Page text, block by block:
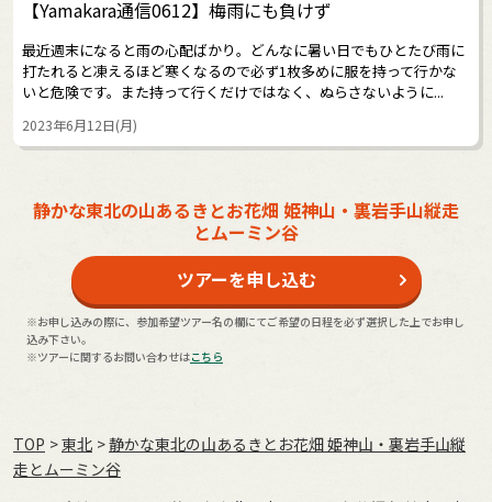
【Yamakara通信0612】梅雨にも負けず
最近週末になると雨の心配ばかり。どんなに暑い日でもひとたび雨に
打たれると凍えるほど寒くなるので必ず1枚多めに服を持って行かな
いと危険です。また持って行くだけではなく、ぬらさないように...
2023年6月12日(月)
静かな東北の山あるきとお花畑 姫神山・裏岩手山縦走
とムーミン谷
ツアーを申し込む
※お申し込みの際に、参加希望ツアー名の欄にてご希望の日程を必ず選択した上でお申し
込み下さい。
※ツアーに関するお問い合わせはこちら
TOP 東北
静かな東北の山あるきとお花畑 姫神山・裏岩手山縦
走とムーミン谷